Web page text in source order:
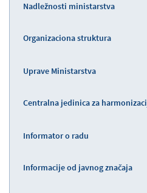
Nadležnosti ministarstva
Organizaciona struktura
Uprave Ministarstva
Centralna jedinica za
Informator o radu
Informacije od javnog značaja